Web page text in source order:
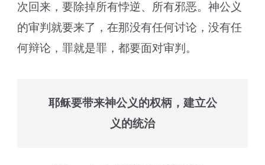
次回来，要除掉所有悖逆、所有邪恶。神公义
的审判就要来了，在那没有任何讨论，没有任
何辩论，罪就是罪，都要面对审判。
耶稣要带来神公义的权柄，建立公
义的统治